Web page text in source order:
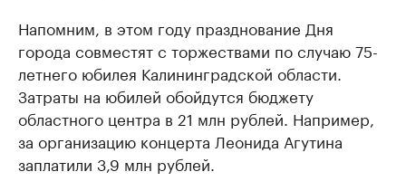
Напомним, в этом году празднование Дня
города совместят с торжествами по случаю 75-
летнего юбилея Калининградской области.
Затраты на юбилей обойдутся бюджету
областного центра в 21 млн рублей. Например,
за организацию концерта Леонида Агутина
заплатили 3,9 млн рублей.